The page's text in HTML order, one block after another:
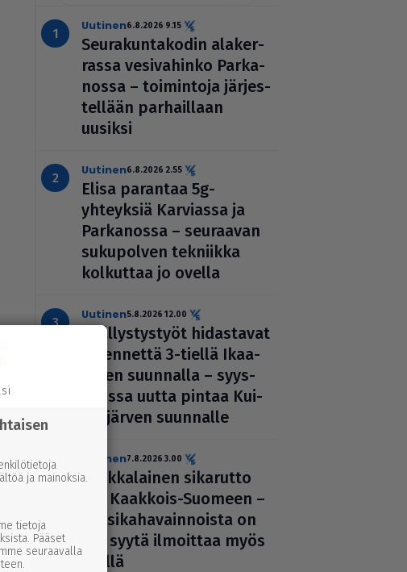
uutinen6.8.2026 9.15
Seu­ra­kun­ta­ko­din ala­ker­
rassa vesi­va­hinko Par­ka­
nossa – toi­min­toja jär­jes­
tel­lään par­hail­laan
uusiksi
uutinen6.8.2026 2.55
Elisa parantaa 5g-
yhteyksiä Karviassa ja
Par­ka­nossa – seuraavan
suku­pol­ven tekniikka
kolkuttaa jo ovella
uutinen5.8.2026 12.00
Pääl­lys­tys­työt hidas­ta­vat
lii­ken­nettä 3-tiellä Ikaa­
lis­ten suunnalla – syys­
kuussa uutta pintaa Kui­
vas­jär­ven suunnalle
uutinen7.8.2026 3.00
Afrik­ka­lai­nen sikarutto
tuli Kaakkois-Suomeen –
vil­li­si­ka­ha­vain­noista on
nyt syytä ilmoittaa myös
täällä
ja mainoksia.
tietoja
Pääset
seuraavalla